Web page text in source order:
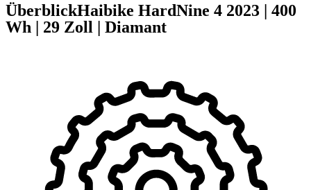
ÜberblickHaibike HardNine 4 2023 | 400
Wh | 29 Zoll | Diamant